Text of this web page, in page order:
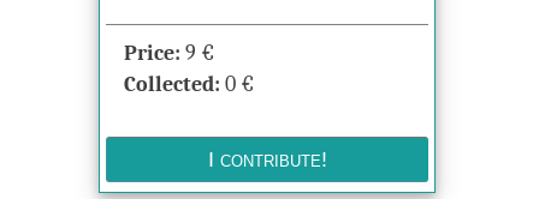
Price: 9 €
Collected: 0 €